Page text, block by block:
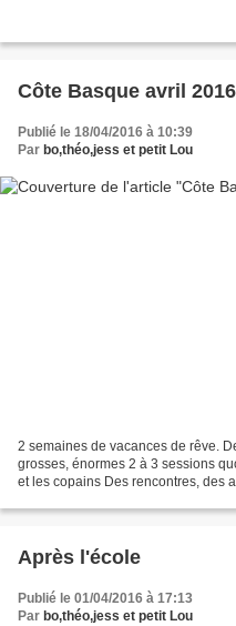
Publié le 18/04/2016 à 10:39
Par bo,théo,jess et petit Lou
2 semaines de vacances de rêve.
grosses, énormes 2 à 3 sessions
et les copains Des rencontres, des
Après l'école
Publié le 01/04/2016 à 17:13
Par bo,théo,jess et petit Lou